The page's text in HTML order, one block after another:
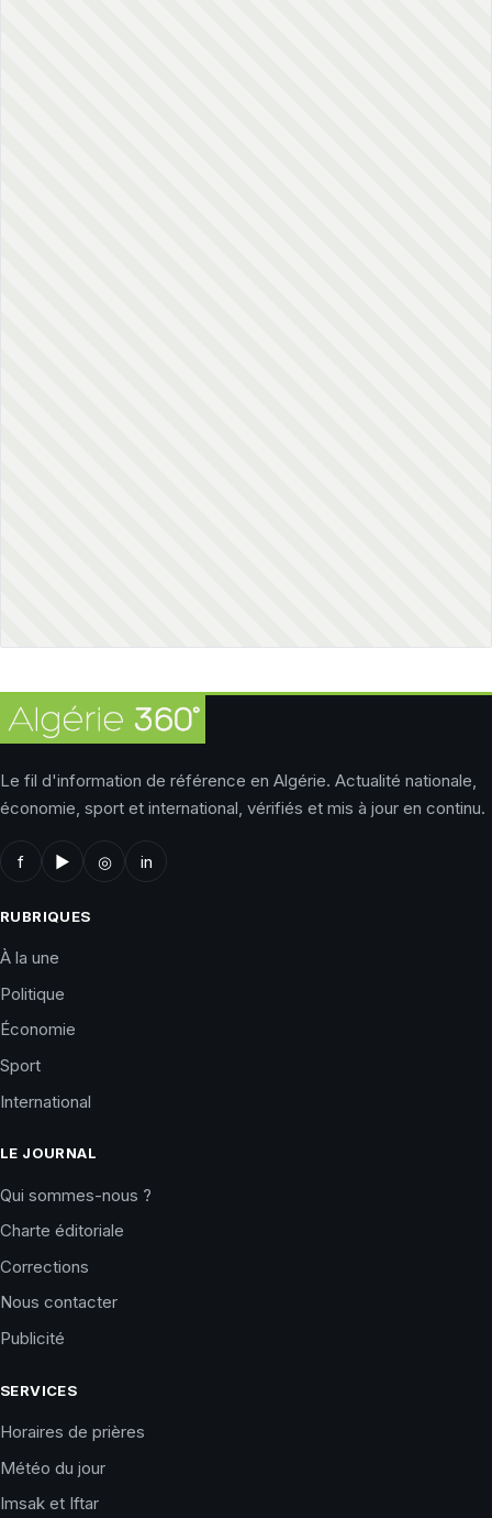
Le fil d'information de référence en Algérie. Actualité nationale,
économie, sport et international, vérifiés et mis à jour en continu.
f ▶ ◎ in
RUBRIQUES
À la une
Politique
Économie
Sport
International
LE JOURNAL
Qui sommes-nous ?
Charte éditoriale
Corrections
Nous contacter
Publicité
SERVICES
Horaires de prières
Météo du jour
Imsak et Iftar